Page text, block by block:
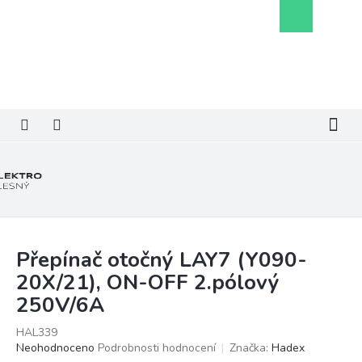
košík
Přepínač otočný LAY7 (Y090-
20X/21), ON-OFF 2.pólový
250V/6A
HAL339
Průměrné
Neohodnoceno Podrobnosti hodnocení Značka: Hadex